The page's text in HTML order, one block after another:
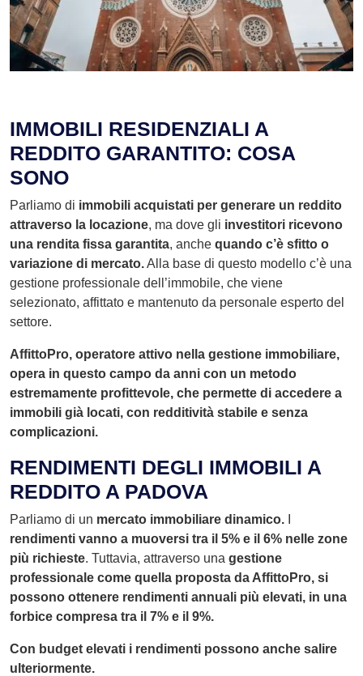
IMMOBILI RESIDENZIALI A
REDDITO GARANTITO: COSA
SONO
Parliamo di immobili acquistati per generare un reddito
attraverso la locazione, ma dove gli investitori ricevono
una rendita fissa garantita, anche quando c’è sfitto o
variazione di mercato.Alla base di questo modello c’è una
gestione professionale dell’immobile, che viene
selezionato, affittato e mantenuto da personale esperto del
settore.
AffittoPro, operatore attivo nella gestione immobiliare,
opera in questo campo da anni con un metodo
estremamente profittevole, che permette di accedere a
immobili già locati, con redditività stabile e senza
complicazioni.
RENDIMENTI DEGLI IMMOBILI A
REDDITO A PADOVA
Parliamo di un mercato immobiliare dinamico.
rendimenti vanno a muoversi tra il 5% e il 6% nelle zone
più richieste. Tuttavia, attraverso una gestione
professionale come quella proposta da AffittoPro, si
possono ottenere rendimenti annuali più elevati, in una
forbice compresa tra il 7% e il 9%.
Con budget elevati i rendimenti possono anche salire
ulteriormente.